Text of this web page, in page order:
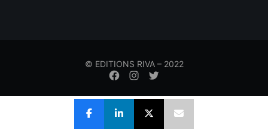
© EDITIONS RIVA – 2022
Élément
menude
de